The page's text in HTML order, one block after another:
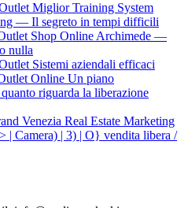
Miglior Training System
— Il segreto in tempi difficili
Shop Online Archimede —
nulla
Sistemi aziendali efficaci
Online Un piano
riguarda la liberazione
Venezia Real Estate Marketing
| Camera) | 3) | O} vendita libera /